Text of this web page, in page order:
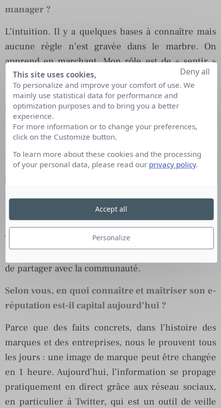
manager ?
L’intuition. Il y a quelques bases à connaître mais
aucune règle n’est gravée dans le marbre. On
apprend en marchant. Mon rôle est de « sentir »
l’info qui va marcher. Je suis aux Echos depuis 6
ans, j’ai la culture maison, je maîtrise la ligne
éditoriale, mais il y a une part d’intuition dans mon
activité.
Pouvez-vous nous citer un exemple d’interaction
avec la communauté ?
Sur la dernière page des Echos par exemple on
connaît un succès grandissant : des internautes le
photographient et le postent sur leurs Facebook ou
Twitter. C’est valorisant pour les gens dont le Tweet
est repris et c’est une bonne occasion pour nous
de partager avec la communauté.
Selon vous, en quoi connaître et maîtriser son e-
réputation est-il capital aujourd’hui ?
Parce que des faits concrets, dans l’histoire des
marques et des entreprises, nous le prouvent tous
les jours : une image de marque peut être changée
en 1 heure. Aujourd’hui, l’information se propage
pratiquement en direct grâce aux réseau sociaux,
en particulier à Twitter, qui est un outil de veille
This site uses cookies,
To personalize and improve your comfort of use. We
mainly use statistical data for performance and
optimization purposes and to bring you a better
experience.
For more information or to change your preferences,
click on the Customize button.
To learn more about these cookies and the processing
of your personal data, please read our privacy policy.
Personalize
Deny all
Accept all